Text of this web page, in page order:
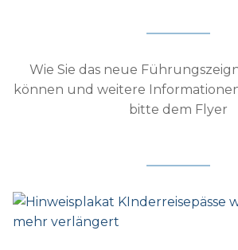
Wie Sie das neue
können und weitere
bitte dem Flyer